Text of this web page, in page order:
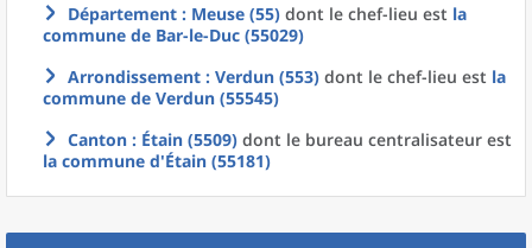
Département : Meuse (55) dont le chef-lieu est la
commune de Bar-le-Duc (55029)
Arrondissement : Verdun (553) dont le chef-lieu est la
commune de Verdun (55545)
Canton : Étain (5509) dont le bureau centralisateur est
la commune d'Étain (55181)